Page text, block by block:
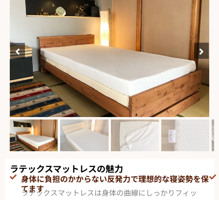
ラテックスマットレスの魅力
身体に負担のかからない反発力で理想的な寝姿勢を保
てます
ラテックスマットレスは身体の曲線にしっかりフィッ